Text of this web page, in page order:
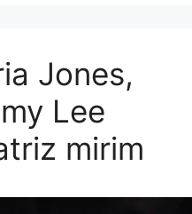
Jones,
Lee
mirim